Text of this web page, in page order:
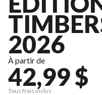
2026
À partir de
42,99 $
Tous frais inclus